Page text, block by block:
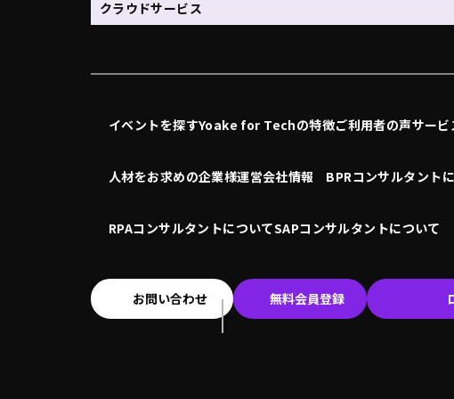
クラウドサービス
イベントを探すYoake for Techの特徴ご利用者の声サービ
人材をお求めの企業様運営会社情報 BPRコンサルタント
RPAコンサルタントについてSAPコンサルタントについて
お問い合わせ 無料会員登録